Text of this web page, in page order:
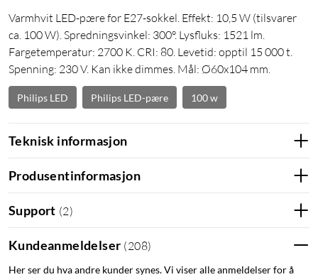
Varmhvit LED-pære for E27-sokkel. Effekt: 10,5 W (tilsvarer
ca. 100 W). Spredningsvinkel: 300°. Lysfluks: 1521 lm.
Fargetemperatur: 2700 K. CRI: 80. Levetid: opptil 15 000 t.
Spenning: 230 V. Kan ikke dimmes. Mål: Ø60x104 mm.
Philips LED Philips LED-pære 100 w
Teknisk informasjon
Produsentinformasjon
Support (2)
Kundeanmeldelser (208)
Her ser du hva andre kunder synes. Vi viser alle anmeldelser for å